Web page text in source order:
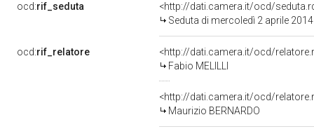
ocd:rif_seduta
<http://dati.camera.it/ocd/
Seduta di mercoledì 2 aprile 2014
ocd:rif_relatore
<http://dati.camera.it/ocd/
Fabio MELILLI
<http://dati.camera.it/ocd/
Maurizio BERNARDO